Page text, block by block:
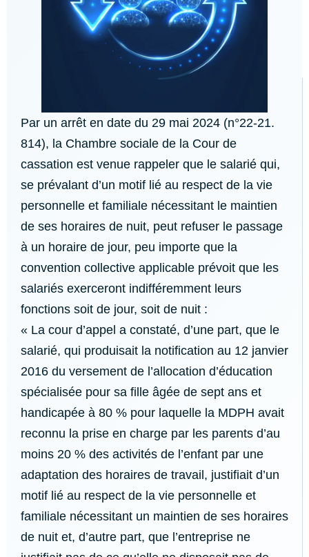
Par un arrêt en date du 29 mai 2024 (n°22-21.
814), la Chambre sociale de la Cour de
cassation est venue rappeler que le salarié qui,
se prévalant d’un motif lié au respect de la vie
personnelle et familiale nécessitant le maintien
de ses horaires de nuit, peut refuser le passage
à un horaire de jour, peu importe que la
convention collective applicable prévoit que les
salariés exerceront indifféremment leurs
fonctions soit de jour, soit de nuit :
« La cour d’appel a constaté, d’une part, que le
salarié, qui produisait la notification au 12 janvier
2016 du versement de l’allocation d’éducation
spécialisée pour sa fille âgée de sept ans et
handicapée à 80 % pour laquelle la MDPH avait
reconnu la prise en charge par les parents d’au
moins 20 % des activités de l’enfant par une
adaptation des horaires de travail, justifiait d’un
motif lié au respect de la vie personnelle et
familiale nécessitant un maintien de ses horaires
de nuit et, d’autre part, que l’entreprise ne